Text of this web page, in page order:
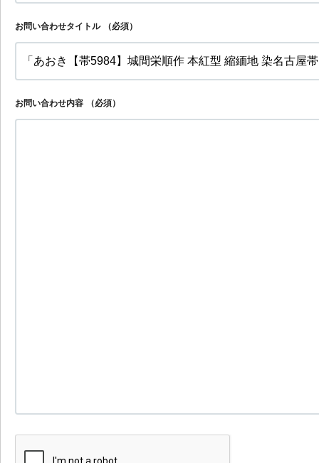
お問い合わせタイトル （必須）
お問い合わせ内容 （必須）